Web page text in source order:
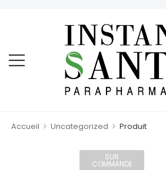
Accueil > Uncategorized > Produit
SUR
COMMANDE